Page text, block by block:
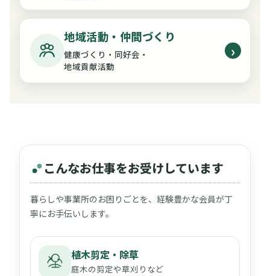
地域活動・仲間づくり
健康づくり・同好会・
地域貢献活動
›
こんなお仕事をお受けしています
暮らしや事業所のお困りごとを、経験豊かな会員が丁
寧にお手伝いします。
植木剪定・除草
庭木の剪定や草刈りなど